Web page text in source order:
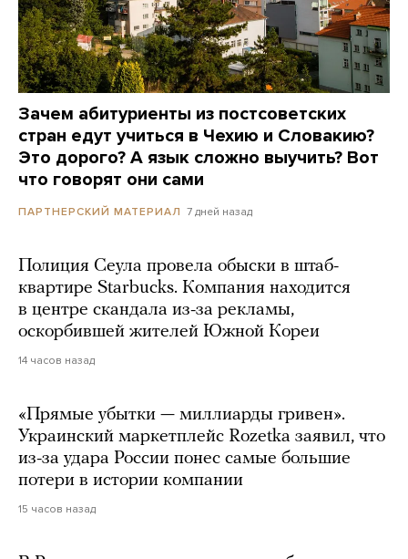
Зачем абитуриенты из постсоветских
стран едут учиться в Чехию и Словакию?
Это дорого? А язык сложно выучить? Вот
что говорят они сами
ПАРТНЕРСКИЙ МАТЕРИАЛ 7 дней назад
Полиция Сеула провела обыски в штаб-
квартире Starbucks. Компания находится
в центре скандала из-за рекламы,
оскорбившей жителей Южной Кореи
14 часов назад
«Прямые убытки — миллиарды гривен».
Украинский маркетплейс Rozetka заявил, что
из-за удара России понес самые большие
потери в истории компании
15 часов назад